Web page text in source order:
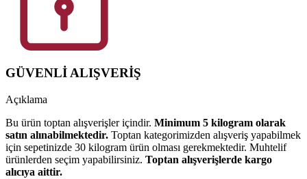
GÜVENLİ ALIŞVERİŞ
Açıklama
Bu ürün toptan alışverişler içindir. Minimum 5 kilogram olarak
satın alınabilmektedir. Toptan kategorimizden alışveriş yapabilmek
için sepetinizde 30 kilogram ürün olması gerekmektedir. Muhtelif
ürünlerden seçim yapabilirsiniz. Toptan alışverişlerde kargo
alıcıya aittir.